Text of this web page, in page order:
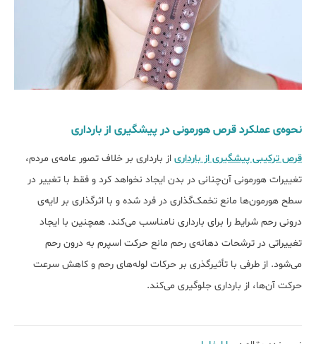
نحوه‌ی عملکرد قرص هورمونی در پیشگیری از بارداری
قرص ترکیبی پیشگیری از بارداری از بارداری بر خلاف تصور عامه‌ی مردم،
تغییرات هورمونی آن‌چنانی در بدن ایجاد نخواهد کرد و فقط با تغییر در
سطح هورمون‌ها مانع تخمک‌گذاری در فرد شده و با اثرگذاری بر لایه‌ی
درونی رحم شرایط را برای بارداری نامناسب می‌کند. همچنین با ایجاد
تغییراتی در ترشحات دهانه‌ی رحم مانع حرکت اسپرم به درون رحم
می‌شود. از طرفی با تأثیرگذری بر حرکات لوله‌های رحم و کاهش سرعت
حرکت آن‌ها، از بارداری جلوگیری می‌کند.​